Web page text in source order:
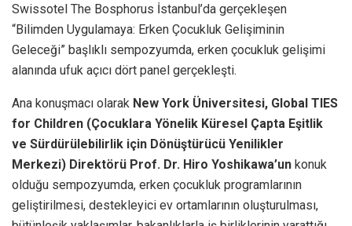
Swissotel The Bosphorus İstanbul’da gerçekleşen
“Bilimden Uygulamaya: Erken Çocukluk Gelişiminin
Geleceği” başlıklı sempozyumda, erken çocukluk gelişimi
alanında ufuk açıcı dört panel gerçekleşti.
Ana konuşmacı olarak New York Üniversitesi, Global TIES
for Children (Çocuklara Yönelik Küresel Çapta Eşitlik
ve Sürdürülebilirlik için Dönüştürücü Yenilikler
Merkezi) Direktörü Prof. Dr. Hiro Yoshikawa’un konuk
olduğu sempozyumda, erken çocukluk programlarının
geliştirilmesi, destekleyici ev ortamlarının oluşturulması,